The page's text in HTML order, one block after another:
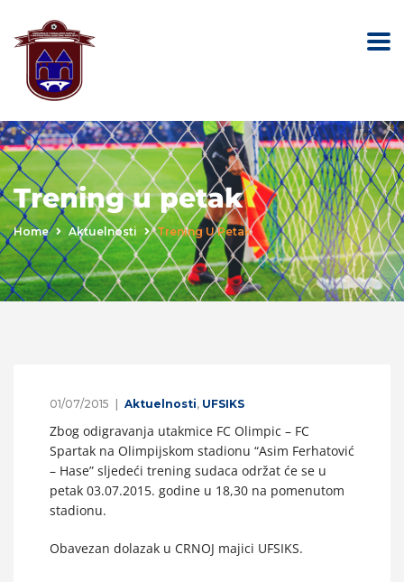
Trening u petak
Home Aktuelnosti Trening U Petak
01/07/2015 Aktuelnosti, UFSIKS
Zbog odigravanja utakmice FC Olimpic – FC
Spartak na Olimpijskom stadionu “Asim Ferhatović
– Hase” sljedeći trening sudaca održat će se u
petak 03.07.2015. godine u 18,30 na pomenutom
stadionu.
Obavezan dolazak u CRNOJ majici UFSIKS.